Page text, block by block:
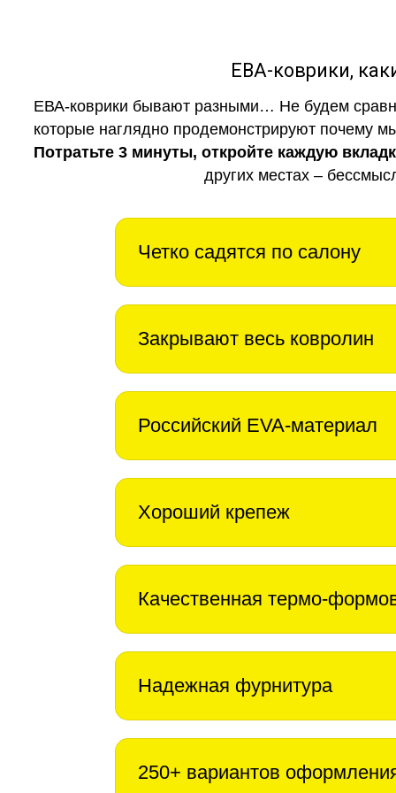
ЕВА-коврики,
ЕВА-коврики бывают разными… Не будем
которые наглядно продемонстрируют почему
Потратьте 3 минуты, откройте каждую
других местах –
Четко садятся по салону
Закрывают весь ковролин
Российский EVA-материал
Хороший крепеж
Качественная термо-
Надежная фурнитура
250+ вариантов